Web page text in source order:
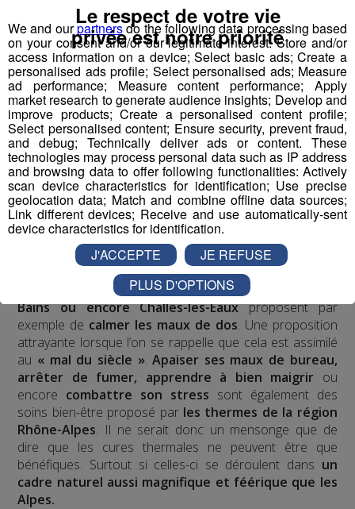
l'objet d'une prescription médicaleet être motivée
parl’une des douze pathologies reconnues par
l’Assurance maladie. Celle-ci doit également se dérouler
dansun établissement agréé et conventionné. Si
ces conditions sont remplies,65 % des frais liés aux
soins thermaux et 70 % des soins médicaux sont
remboursés. Le reste peut éventuellement être pris en
charge par la mutuelle.
Un moment bien-être dans un cadre
magnifique
L’apprentissage de ce bien-être n’est néanmoins pas
exclusivement réservé aux curistes atteints d’une
des pathologies reconnuespar l’Assurance maladie.
Les stations de Divonne-les-Bains, Allevard-les-
Bains ou encore Challes-les-Eauxproposent par
exemple de calmer les maux de dos. Une proposition
attrayante lorsque l’on se rappelle que cela est assimilé
au « mal du siècle ».Apaiser ses maux de bureau,
arrêter de fumer, apprendre à bien maigrir ou
encore combattre son stress sont également des
soins bien-être proposé par les thermes de la région
Rhône-Alpes. Il ne serait donc un mensonge que de
dire que les cures thermales ne peuvent être que
bénéfiques. Surtout si celles-ci se déroulent dans un
cadre naturel aussi magnifique et féérique que les
Alpes.
We and ourpartnersdo the following data processing based
on your consent and/or our legitimate interest: Store and/or
access information on a device; Select basic ads; Create a
personalised ads profile; Select personalised ads; Measure
ad performance; Measure content performance; Apply
market research to generate audience insights; Develop and
improve products; Create a personalised content profile;
Select personalised content; Ensure security, prevent fraud,
and debug; Technically deliver ads or content. These
technologies may process personal data such as IP address
and browsing data to offer following functionalities: Actively
scan device characteristics for identification; Use precise
geolocation data; Match and combine offline data sources;
Link different devices; Receive and use automatically-sent
device characteristics for identification.
Le respect de votre vie
privée est notre priorité
J'ACCEPTE
JE REFUSE
PLUS D'OPTIONS